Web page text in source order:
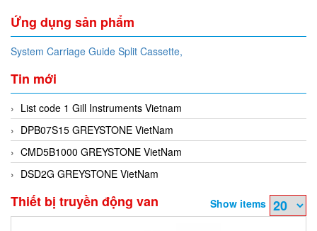
Ứng dụng sản phẩm
System Carriage Guide Split Cassette,
Tin mới
List code 1 Gill Instruments Vietnam
DPB07S15 GREYSTONE VietNam
CMD5B1000 GREYSTONE VietNam
DSD2G GREYSTONE VietNam
Thiết bị truyền động van Show items